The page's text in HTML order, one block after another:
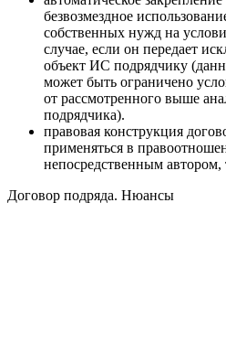
безвозмездное
собственных нужд на
случае, если он передает
объект ИС подрядчику
может быть ограничено
от рассмотренного выше
подрядчика).
правовая конструкция
применяться в
непосредственным автором,
Договор подряда. Нюансы